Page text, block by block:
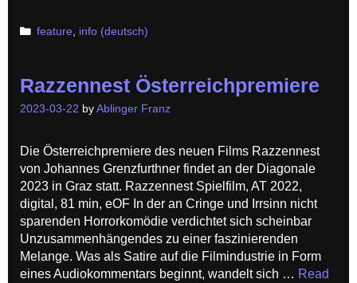
Categories
feature info (deutsch)
Razzennest Österreichpremiere
2023-03-22 by Ablinger Franz
Die Österreichpremiere des neuen Films Razzennest
von Johannes Grenzfurthner findet an der Diagonale
2023 in Graz statt. Razzennest Spielfilm, AT 2022,
digital, 81 min, eOF In der an Cringe und Irrsinn nicht
sparenden Horrorkomödie verdichtet sich scheinbar
Unzusammenhängendes zu einer faszinierenden
Melange. Was als Satire auf die Filmindustrie in Form
eines Audiokommentars beginnt, wandelt sich … Read